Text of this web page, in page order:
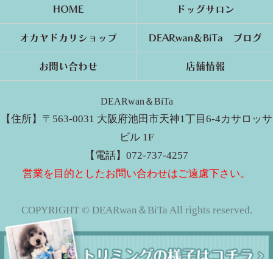
HOME ドッグサロン
オカヤドカリショップ DEARwan＆BiTa ブログ
お問い合わせ 店舗情報
DEARwan＆BiTa
【住所】〒563-0031 大阪府池田市天神1丁目6-4カサロッサ
ビル 1F
【電話】072-737-4257
営業を目的としたお問い合わせはご遠慮下さい。
COPYRIGHT © DEARwan＆BiTa All rights reserved.